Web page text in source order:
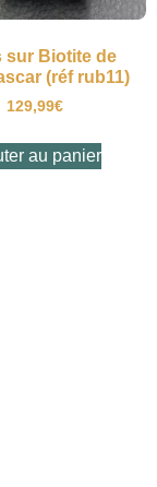
sur Biotite de
(réf rub11)
129,99€
au panier